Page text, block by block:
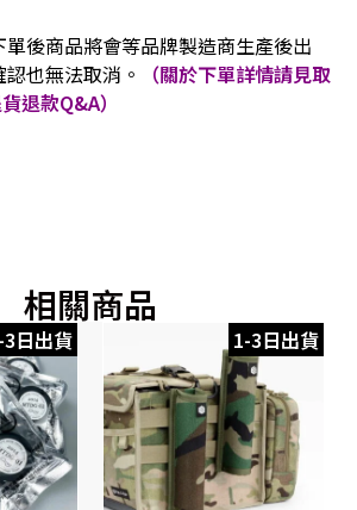
後商品將會等品牌製造商生產後出
也無法取消。
（關於下單詳情請見取
退款Q&A）
相關商品
3日出貨 1-3日出貨